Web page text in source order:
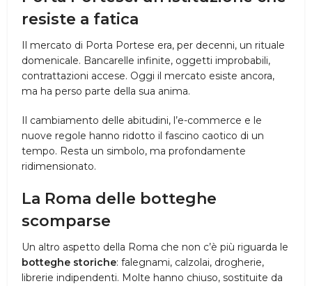
resiste a fatica
Il mercato di Porta Portese era, per decenni, un rituale
domenicale. Bancarelle infinite, oggetti improbabili,
contrattazioni accese. Oggi il mercato esiste ancora,
ma ha perso parte della sua anima.
Il cambiamento delle abitudini, l’e-commerce e le
nuove regole hanno ridotto il fascino caotico di un
tempo. Resta un simbolo, ma profondamente
ridimensionato.
La Roma delle botteghe
scomparse
Un altro aspetto della Roma che non c’è più riguarda le
botteghe storiche: falegnami, calzolai, drogherie,
librerie indipendenti. Molte hanno chiuso, sostituite da